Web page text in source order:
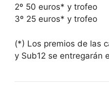
2º 50 euros* y trofeo
3º 25 euros* y trofeo
(*) Los premios de las
y Sub12 se entregarán